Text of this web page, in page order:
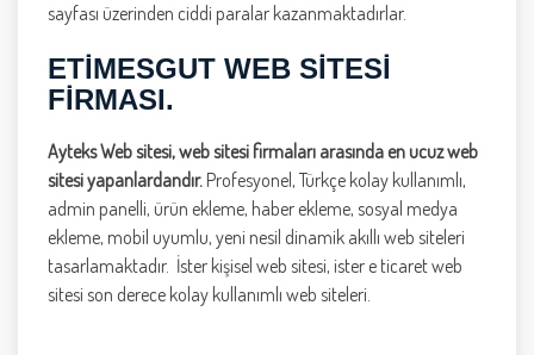
sayfası üzerinden ciddi paralar kazanmaktadırlar.
ETIMESGUT WEB SITESI
FIRMASI.
Ayteks Web sitesi, web sitesi firmaları arasında en ucuz web
sitesi yapanlardandır. Profesyonel, Türkçe kolay kullanımlı,
admin panelli, ürün ekleme, haber ekleme, sosyal medya
ekleme, mobil uyumlu, yeni nesil dinamik akıllı web siteleri
tasarlamaktadır. İster kişisel web sitesi, ister e ticaret web
sitesi son derece kolay kullanımlı web siteleri.